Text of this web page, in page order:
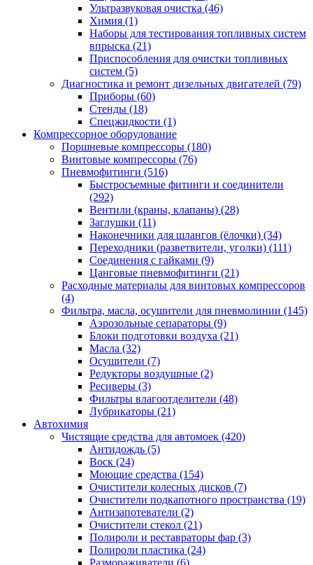
Ультразвуковая очистка (46)
Химия (1)
Наборы для тестирования топливных систем
впрыска (21)
Приспособления для очистки топливных
систем (5)
Диагностика и ремонт дизельных двигателей (79)
Приборы (60)
Стенды (18)
Спецжидкости (1)
Компрессорное оборудование
Поршневые компрессоры (180)
Винтовые компрессоры (76)
Пневмофитинги (516)
Быстросъемные фитинги и соединители
(292)
Вентили (краны, клапаны) (28)
Заглушки (11)
Наконечники для шлангов (ёлочки) (34)
Переходники (разветвители, уголки) (111)
Соединения с гайками (9)
Цанговые пневмофитинги (21)
Расходные материалы для винтовых компрессоров
(4)
Фильтра, масла, осушители для пневмолинии (145)
Аэрозольные сепараторы (9)
Блоки подготовки воздуха (21)
Масла (32)
Осушители (7)
Редукторы воздушные (2)
Ресиверы (3)
Фильтры влагоотделители (48)
Лубрикаторы (21)
Автохимия
Чистящие средства для автомоек (420)
Антидождь (5)
Воск (24)
Моющие средства (154)
Очистители колесных дисков (7)
Очистители подкапотного пространства (19)
Антизапотеватели (2)
Очистители стекол (21)
Полироли и реставраторы фар (3)
Полироли пластика (24)
Размораживатели (6)